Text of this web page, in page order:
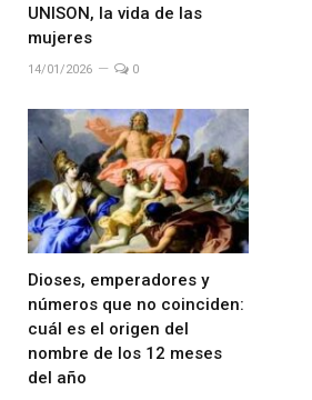
UNISON, la vida de las
mujeres
14/01/2026 0
Dioses, emperadores y
números que no coinciden:
cuál es el origen del
nombre de los 12 meses
del año